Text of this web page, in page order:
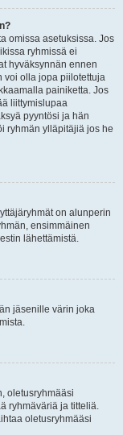
omissa asetuksissa. Jos
ryhmissä ei
hyväksynnän ennen
voi olla jopa piilotettuja
painiketta. Jos
liittymislupaa
pyyntösi ja hän
ryhmän ylläpitäjiä jos he
on alunperin
ensimmäinen
lähettämistä.
jäsenille värin joka
oletusryhmääsi
ryhmäväriä ja titteliä.
oletusryhmääsi